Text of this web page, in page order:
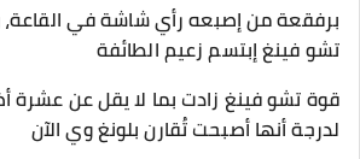
برفقعة من إصبعه رأي شاشة في القاعة،
تشو فينغ إبتسم زعيم الطائفة
قوة تشو فينغ زادت بما لا يقل عن عشرة
لدرجة أنها أصبحت تُقارن بلونغ وي الآن